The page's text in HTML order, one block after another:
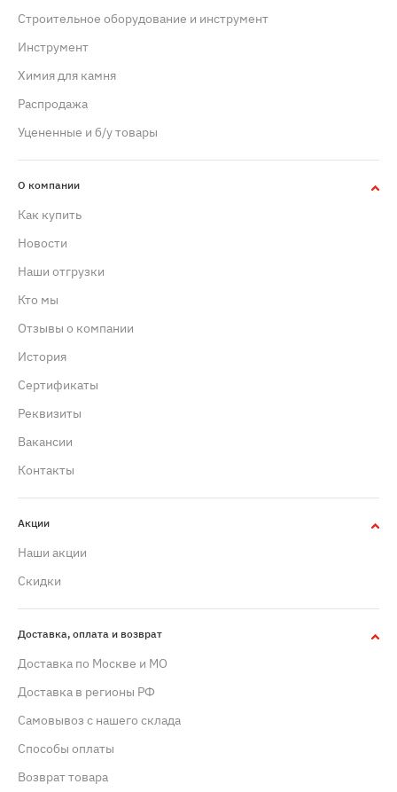
Строительное оборудование и инструмент
Инструмент
Химия для камня
Распродажа
Уцененные и б/у товары
О компании
Как купить
Новости
Наши отгрузки
Кто мы
Отзывы о компании
История
Сертификаты
Реквизиты
Вакансии
Контакты
Акции
Наши акции
Скидки
Доставка, оплата и возврат
Доставка по Москве и МО
Доставка в регионы РФ
Самовывоз с нашего склада
Способы оплаты
Возврат товара